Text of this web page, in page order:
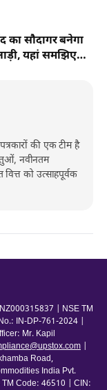
का सौदागर बनेगा
यहां समझिए
पत्रकारों की एक टीम है
नवीनतम
को उत्साहपूर्वक
| NSE TM
IN-DP-761-2024 |
Mr. Kapil
Road,
India Pvt.
Code: 46510 | CIN: